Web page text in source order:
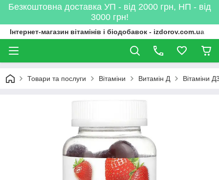
Безкоштовна доставка УП - від 2000 грн, НП - від
3000 грн!
Інтернет-магазин вітамінів і біодобавок - izdorov.com.ua
Товари та послуги Вітаміни Витамін Д Вітаміни